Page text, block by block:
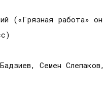
(«Грязная работа»
Семен